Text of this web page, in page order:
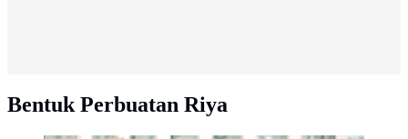
Bentuk Perbuatan Riya